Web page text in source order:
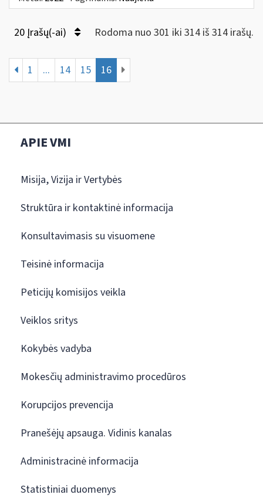
20 Įrašų(-ai) Rodoma nuo 301 iki 314 iš 314 irašų.
1 ... 14 15 16
APIE VMI
Misija, Vizija ir Vertybės
Struktūra ir kontaktinė informacija
Konsultavimasis su visuomene
Teisinė informacija
Peticijų komisijos veikla
Veiklos sritys
Kokybės vadyba
Mokesčių administravimo procedūros
Korupcijos prevencija
Pranešėjų apsauga. Vidinis kanalas
Administracinė informacija
Statistiniai duomenys